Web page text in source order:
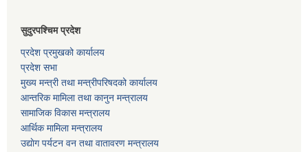
सुदुरपश्चिम प्रदेश
प्रदेश प्रमुखको कार्यालय
प्रदेश सभा
मुख्य मन्त्री तथा मन्त्रीपरिषदको कार्यालय
आन्तरिक मामिला तथा कानुन मन्त्रालय
सामाजिक विकास मन्त्रालय
आर्थिक मामिला मन्त्रालय
उद्याेग पर्यटन वन तथा वातावरण मन्त्रालय